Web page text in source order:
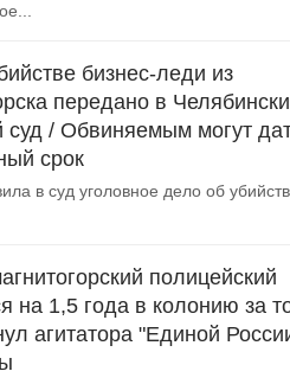
бизнес-леди из
передано в
суд / Обвиняемым могут
срок
в суд уголовное дело об
полицейский
на 1,5 года в колонию за
агитатора "Единой